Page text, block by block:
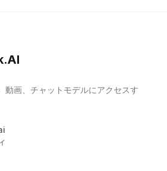
動画、チャットモデルにアクセスす